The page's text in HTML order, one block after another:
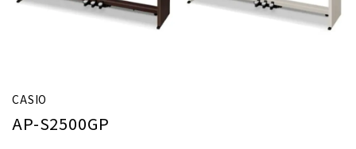
CASIO
AP-S2500GP